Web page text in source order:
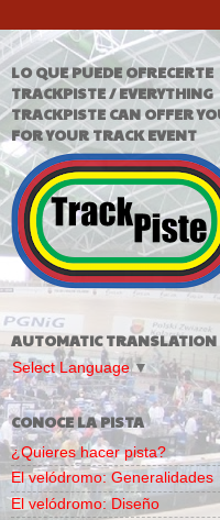
LO QUE PUEDE OFRECERTE
TRACKPISTE / EVERYTHING
TRACKPISTE CAN OFFER
FOR YOUR TRACK EVENT
AUTOMATIC TRANSLATION
Select Language ▼
CONOCE LA PISTA
¿Quieres hacer pista?
El velódromo: Generalidades
El velódromo: Diseño